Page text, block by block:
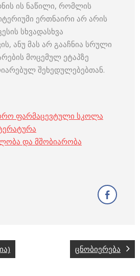
ის ნაწილი, რომლის
ერთნაირი არ არის
სხვადასხვა
ანუ მას არ გააჩნია სრული
მოცემულ ეტაპზე
შეხედულებებთან.
ფარმაცევტული სკოლა
და მშობიარობა
ცნობიერება